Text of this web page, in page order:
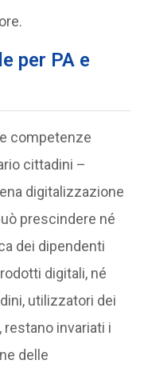
per PA e
competenze
cittadini –
digitalizzazione
prescindere né
dei dipendenti
digitali, né
utilizzatori dei
invariati i
delle